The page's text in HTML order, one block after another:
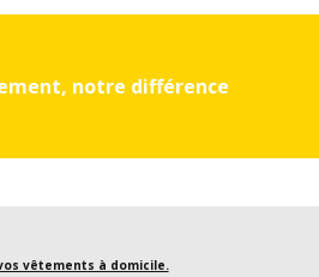
notre différence
vêtements à domicile.